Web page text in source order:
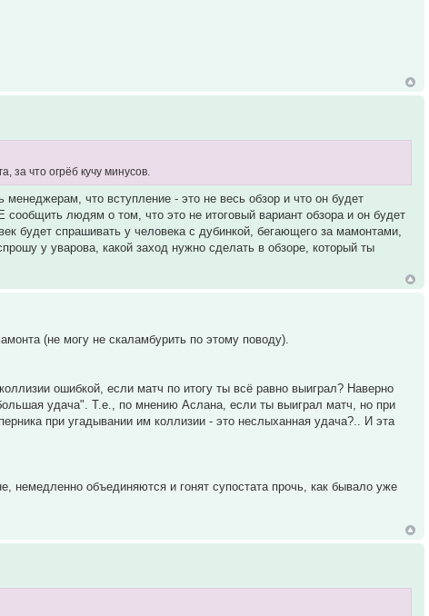
за что огрёб кучу минусов.
что вступление - это не весь обзор и что он будет
людям о том, что это не итоговый вариант обзора и он будет
будет спрашивать у человека с дубинкой, бегающего за мамонтами,
у уварова, какой заход нужно сделать в обзоре, который ты
(не могу не скаламбурить по этому поводу).
ошибкой, если матч по итогу ты всё равно выиграл? Наверно
удача". Т.е., по мнению Аслана, если ты выиграл матч, но при
при угадывании им коллизии - это неслыханная удача?.. И эта
немедленно объединяются и гонят супостата прочь, как бывало уже